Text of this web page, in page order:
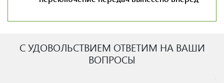
С УДОВОЛЬСТВИЕМ ОТВЕТИМ НА ВАШИ
ВОПРОСЫ